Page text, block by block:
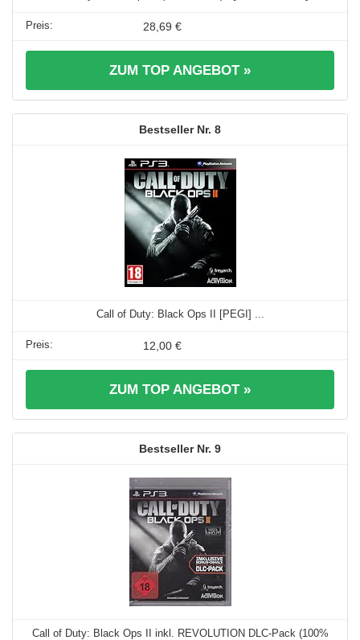
28,69 €
ZUM TOP ANGEBOT »
8
Call of Duty: Black Ops II [PEGI] ...
12,00 €
ZUM TOP ANGEBOT »
9
Call of Duty: Black Ops II inkl. REVOLUTION DLC-Pack (100%